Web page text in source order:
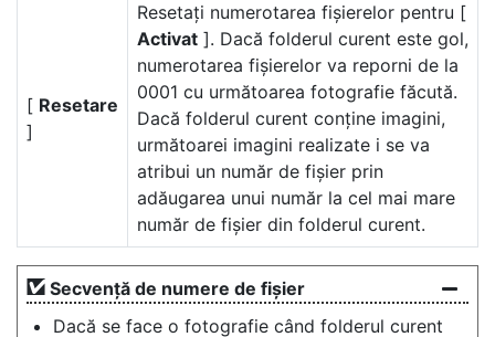
[ Resetare
]
Resetați numerotarea fișierelor pentru [
Activat ]. Dacă folderul curent este gol,
numerotarea fișierelor va reporni de la
0001 cu următoarea fotografie făcută.
Dacă folderul curent conține imagini,
următoarei imagini realizate i se va
atribui un număr de fișier prin
adăugarea unui număr la cel mai mare
număr de fișier din folderul curent.
Secvență de numere de fișier
Dacă se face o fotografie când folderul curent